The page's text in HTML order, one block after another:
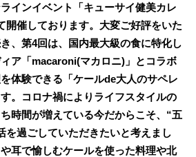
インイベント「キューサイ健美カレ
開催しております。大変ご好評をいた
、第4回は、国内最大級の食に特化し
ア「macaroni(マカロニ)」とコラボ
体験できる「ケールde大人のサペレ
。コロナ禍によりライフスタイルの
時間が増えている今だからこそ、“五
を過ごしていただきたいと考えまし
耳で愉しむケールを使った料理や北